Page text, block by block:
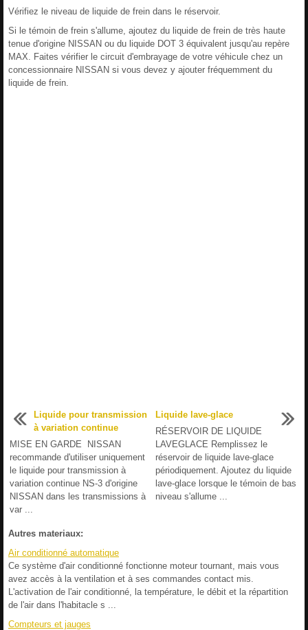
Vérifiez le niveau de liquide de frein dans le réservoir.
Si le témoin de frein s'allume, ajoutez du liquide de frein de très haute
tenue d'origine NISSAN ou du liquide DOT 3 équivalent jusqu'au repère
MAX. Faites vérifier le circuit d'embrayage de votre véhicule chez un
concessionnaire NISSAN si vous devez y ajouter fréquemment du
liquide de frein.
Liquide pour transmission
à variation continue
MISE EN GARDE NISSAN
recommande d'utiliser uniquement
le liquide pour transmission à
variation continue NS-3 d'origine
NISSAN dans les transmissions à
var ...
Liquide lave-glace
RÉSERVOIR DE LIQUIDE
LAVEGLACE Remplissez le
réservoir de liquide lave-glace
périodiquement. Ajoutez du liquide
lave-glace lorsque le témoin de bas
niveau s'allume ...
Autres materiaux:
Air conditionné automatique
Ce système d'air conditionné fonctionne moteur tournant, mais vous
avez accès à la ventilation et à ses commandes contact mis.
L'activation de l'air conditionné, la température, le débit et la répartition
de l'air dans l'habitacle s ...
Compteurs et jauges